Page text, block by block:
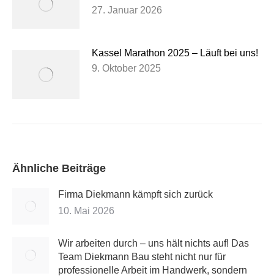
27. Januar 2026
Kassel Marathon 2025 – Läuft bei uns!
9. Oktober 2025
Ähnliche Beiträge
Firma Diekmann kämpft sich zurück
10. Mai 2026
Wir arbeiten durch – uns hält nichts auf! Das
Team Diekmann Bau steht nicht nur für
professionelle Arbeit im Handwerk, sondern